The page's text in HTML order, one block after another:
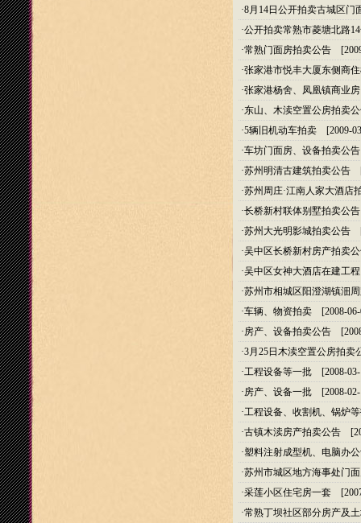
·8月14日公开拍卖古城区门
·公开拍卖常熟市菱塘北路
·常熟门面房拍卖公告
·张家港市悦丰大厦东侧商
·张家港杨舍、凤凰镇商业房
·东山、木渎空置公房拍卖
·5辆旧机动车拍卖 [2009-
·车坊门面房、设备拍卖公告
·苏州明清古建筑拍卖公告
·苏州周庄·江南人家大酒店
·长桥新村联体别墅拍卖公告
·苏州大光明影城拍卖公告
·吴中区长桥新村房产拍卖
·吴中区女神大酒店在建工程
·苏州市相城区阳澄湖镇沺
·车辆、物资拍卖 [2008-
·房产、设备拍卖公告
·3月25日木渎空置公房拍卖
·工程设备等一批 [2008-
·房产、设备一批 [2008-
·工程设备、收割机、锅炉
·古镇木渎房产拍卖公告
·塑料注射成型机、电脑办
·苏州市城区地方海事处门
·采莲小区住宅房一套
·常熟丁坝社区部分房产及